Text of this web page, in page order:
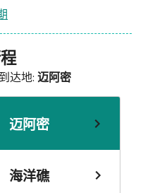
达地: 迈阿密
迈阿密
海洋礁